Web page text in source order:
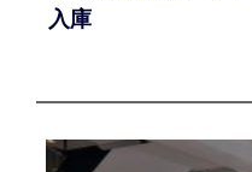
入庫